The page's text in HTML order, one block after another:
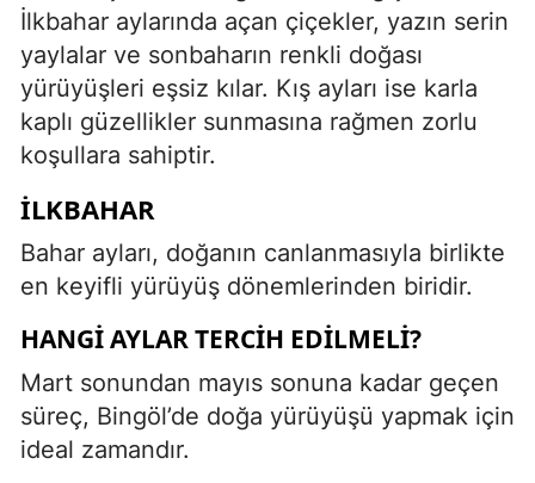
İlkbahar aylarında açan çiçekler, yazın serin
yaylalar ve sonbaharın renkli doğası
yürüyüşleri eşsiz kılar. Kış ayları ise karla
kaplı güzellikler sunmasına rağmen zorlu
koşullara sahiptir.
İLKBAHAR
Bahar ayları, doğanın canlanmasıyla birlikte
en keyifli yürüyüş dönemlerinden biridir.
HANGI AYLAR TERCIH EDILMELI?
Mart sonundan mayıs sonuna kadar geçen
süreç, Bingöl’de doğa yürüyüşü yapmak için
ideal zamandır.